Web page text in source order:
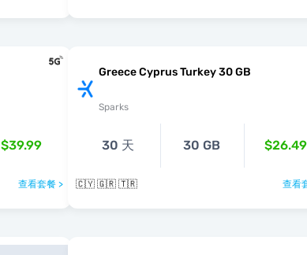
$39.99
查看套餐 >
Greece Cyprus Turkey 30 GB
Sparks
30 天 30 GB $26.49
🇨🇾 🇬🇷 🇹🇷 查看